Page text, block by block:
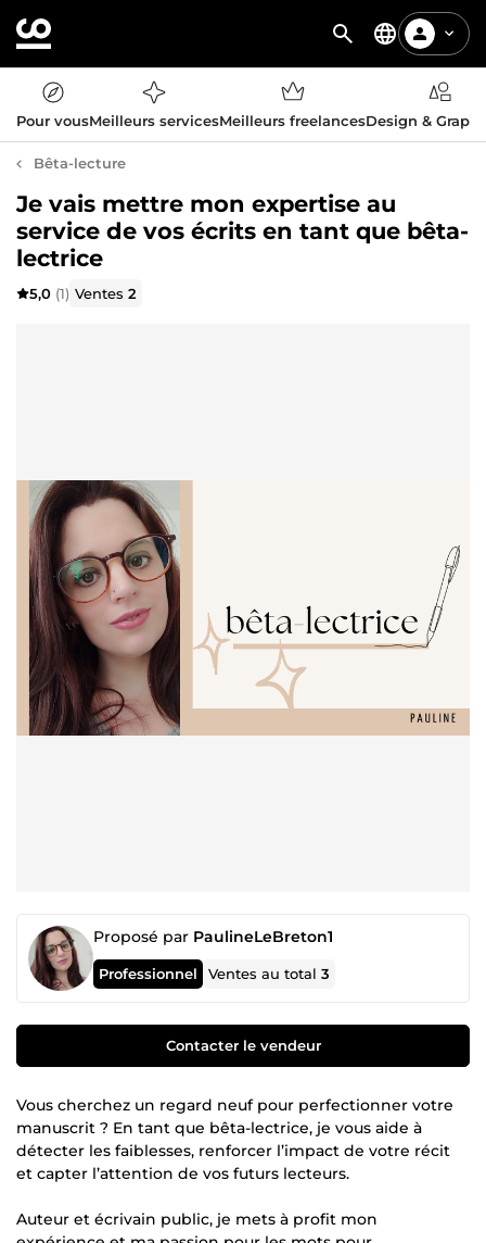
Pour vousMeilleurs servicesMeilleurs freelancesDesign &
Bêta-lecture
Je vais mettre mon expertise au
service de vos écrits en tant que bêta-
lectrice
5,0 (1) Ventes2
Proposé par PaulineLeBreton1
Professionnel Ventes au total3
Contacter le vendeur
Vous cherchez un regard neuf pour perfectionner votre
manuscrit ? En tant que bêta-lectrice, je vous aide à
détecter les faiblesses, renforcer l’impact de votre récit
et capter l’attention de vos futurs lecteurs.
Auteur et écrivain public, je mets à profit mon